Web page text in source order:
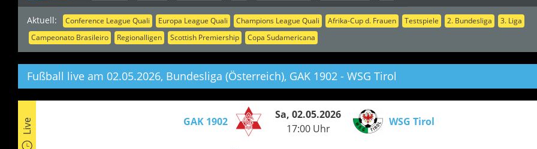
Aktuell: Conference League Quali Europa League Quali Champions League Quali Afrika-Cup d. Frauen Testspiele 2. Bundesliga
3. Liga
Campeonato Brasileiro
Regionalligen Scottish Premiership Copa Sudamericana
Fußball live am 02.05.2026, Bundesliga (Österreich), GAK 1902 - WSG Tirol
Live GAK 1902
Sa, 02.05.2026
17:00 Uhr
WSG Tirol